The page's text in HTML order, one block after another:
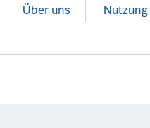
Über uns Nutzung